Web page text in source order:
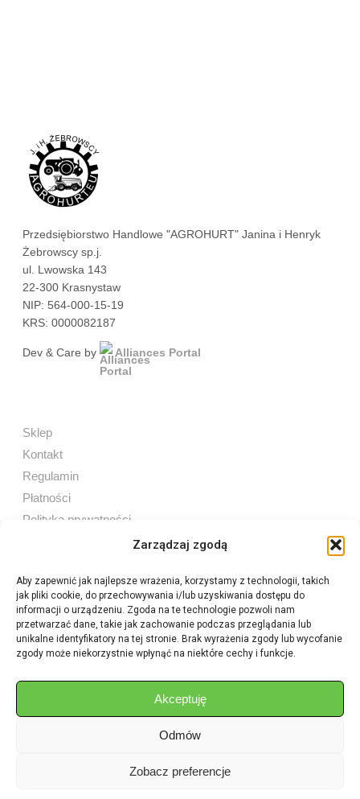
Zarządzaj zgodą
Aby zapewnić jak najlepsze wrażenia, korzystamy z technologii, takich
jak pliki cookie, do przechowywania i/lub uzyskiwania dostępu do
informacji o urządzeniu. Zgoda na te technologie pozwoli nam
przetwarzać dane, takie jak zachowanie podczas przeglądania lub
unikalne identyfikatory na tej stronie. Brak wyrażenia zgody lub wycofanie
zgody może niekorzystnie wpłynąć na niektóre cechy i funkcje.
Akceptuję
Odmów
Zobacz preferencje
Przedsiębiorstwo Handlowe "AGROHURT" Janina i Henryk
Żebrowscy sp.j.
ul. Lwowska 143
22-300 Krasnystaw
NIP: 564-000-15-19
KRS: 0000082187
Dev & Care by Alliances Portal
Sklep
Kontakt
Regulamin
Płatności
Polityka prywatności
Sprzedaż internetowa
Tel:605 603 753
Sprzedaż detaliczna
aukcje.agrohurt@gmail.com